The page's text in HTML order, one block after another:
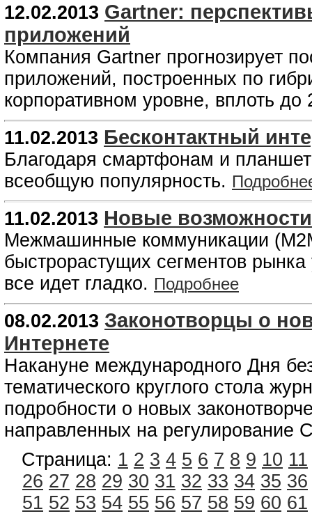
12.02.2013 Gartner:
приложений
Компания Gartner прогнозирует
приложений, построенных по
корпоративном уровне, вплоть до
11.02.2013 Бесконтактный
Благодаря смартфонам и
всеобщую популярность.
11.02.2013 Новые
Межмашинные коммуникации
быстрорастущих сегментов
все идет гладко. Подробнее
08.02.2013 Законотворцы о
Интернете
Накануне международного Дня
тематического круглого стола
подробности о новых
направленных на регулирование
Страница: 1 2 3 4 5 6 7 8 9 10 11
26 27 28 29 30 31 32 33 34 35 36
51 52 53 54 55 56 57 58 59 60 61